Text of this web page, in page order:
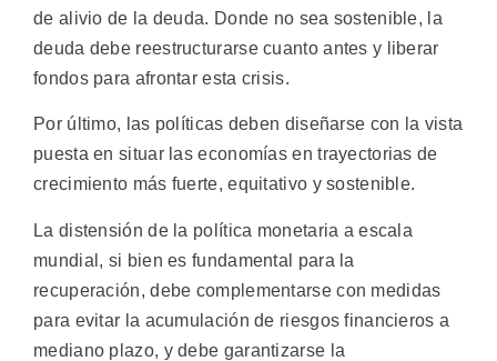
de alivio de la deuda. Donde no sea sostenible, la
deuda debe reestructurarse cuanto antes y liberar
fondos para afrontar esta crisis.
Por último, las políticas deben diseñarse con la vista
puesta en situar las economías en trayectorias de
crecimiento más fuerte, equitativo y sostenible.
La distensión de la política monetaria a escala
mundial, si bien es fundamental para la
recuperación, debe complementarse con medidas
para evitar la acumulación de riesgos financieros a
mediano plazo, y debe garantizarse la